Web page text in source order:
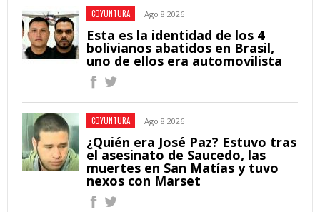
COYUNTURA Ago 8 2026
Esta es la identidad de los 4
bolivianos abatidos en Brasil,
uno de ellos era automovilista
COYUNTURA Ago 8 2026
¿Quién era José Paz? Estuvo tras
el asesinato de Saucedo, las
muertes en San Matías y tuvo
nexos con Marset